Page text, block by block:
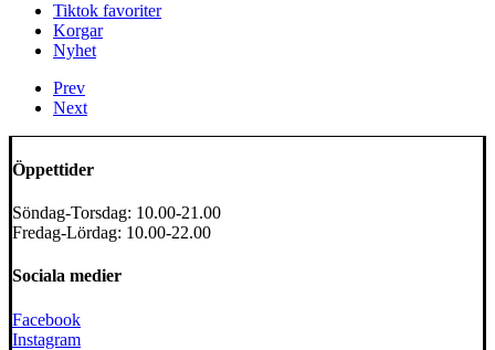
Tiktok favoriter
Korgar
Nyhet
Prev
Next
Öppettider
Söndag-Torsdag: 10.00-21.00
Fredag-Lördag: 10.00-22.00
Sociala medier
Facebook
Instagram